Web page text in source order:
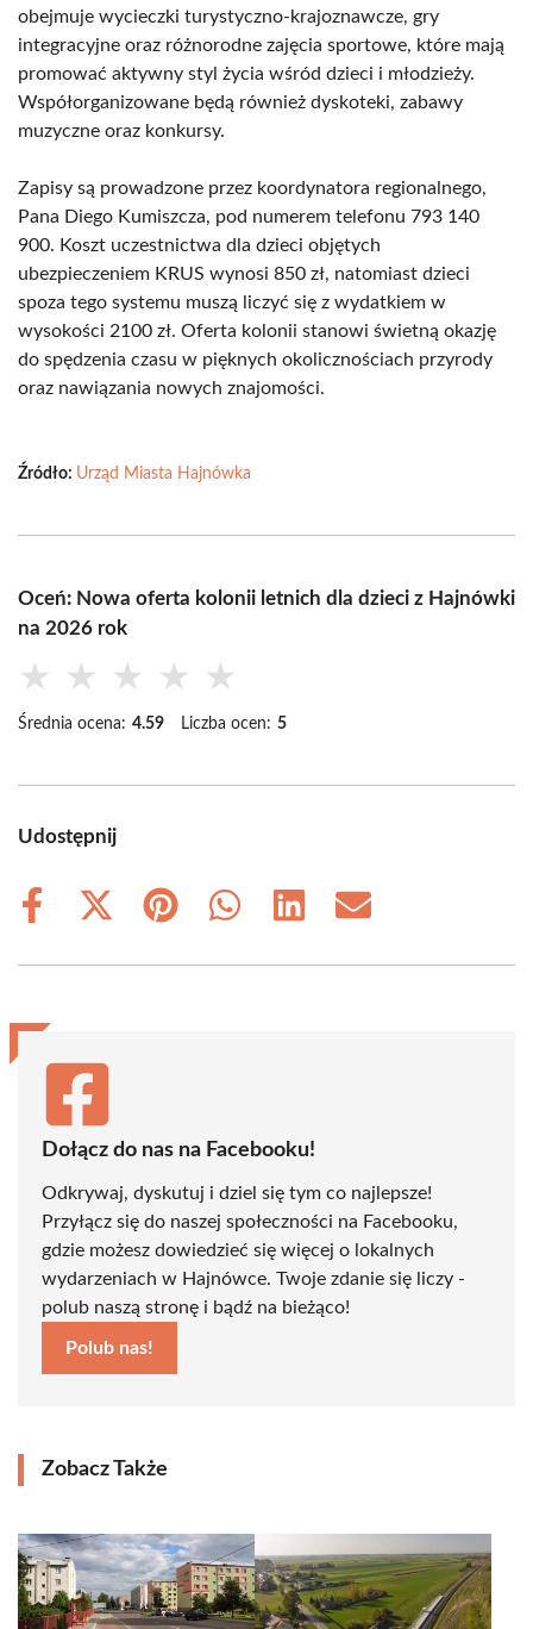
obejmuje wycieczki turystyczno-krajoznawcze, gry
integracyjne oraz różnorodne zajęcia sportowe, które mają
promować aktywny styl życia wśród dzieci i młodzieży.
Współorganizowane będą również dyskoteki, zabawy
muzyczne oraz konkursy.
Zapisy są prowadzone przez koordynatora regionalnego,
Pana Diego Kumiszcza, pod numerem telefonu 793 140
900. Koszt uczestnictwa dla dzieci objętych
ubezpieczeniem KRUS wynosi 850 zł, natomiast dzieci
spoza tego systemu muszą liczyć się z wydatkiem w
wysokości 2100 zł. Oferta kolonii stanowi świetną okazję
do spędzenia czasu w pięknych okolicznościach przyrody
oraz nawiązania nowych znajomości.
Źródło: Urząd Miasta Hajnówka
Oceń: Nowa oferta kolonii letnich dla dzieci z Hajnówki
na 2026 rok
★ ★ ★ ★ ★
Średnia ocena: 4.59 Liczba ocen: 5
Udostępnij
Share
Share
(Twitter)
Share
Share
Share
Share
Dołącz do nas na Facebooku!
Odkrywaj, dyskutuj i dziel się tym co najlepsze!
Przyłącz się do naszej społeczności na Facebooku,
gdzie możesz dowiedzieć się więcej o lokalnych
wydarzeniach w Hajnówce. Twoje zdanie się liczy -
polub naszą stronę i bądź na bieżąco!
Polub nas!
Zobacz Także